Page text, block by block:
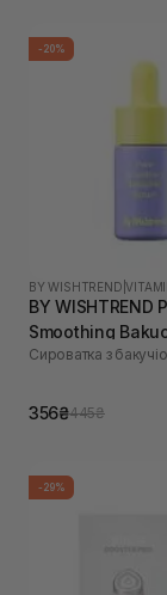
-20%
BY WISHTREND |
BY WISHTREND
Smoothing
10 мл
Сироватка з
356₴445₴
-29%